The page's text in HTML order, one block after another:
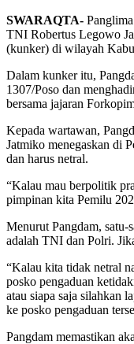
SWARAQTA-
TNI Robertus Legowo
(kunker) di wilayah
Dalam kunker itu,
1307/Poso dan
bersama jajaran
Kepada wartawan,
Jatmiko menegaskan di
dan harus netral.
“Kalau mau berpolitik
pimpinan kita Pemilu
Menurut Pangdam, satu-
adalah TNI dan Polri.
“Kalau kita tidak netral
posko pengaduan
atau siapa saja silahkan
ke posko pengaduan
Pangdam memastikan